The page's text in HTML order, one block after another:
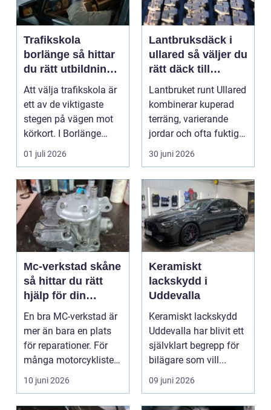
Trafikskola
borlänge så hittar
du rätt utbildning
till körkortet
Att välja trafikskola är
ett av de viktigaste
stegen på vägen mot
körkort. I Borlänge
finns flera al...
01 juli 2026
Lantbruksdäck i
ullared så väljer du
rätt däck till
gårdens maskiner
Lantbruket runt Ullared
kombinerar kuperad
terräng, varierande
jordar och ofta fuktigt
väder. Valet ...
30 juni 2026
Mc-verkstad skåne
så hittar du rätt
hjälp för din
motorcykel
En bra MC-verkstad är
mer än bara en plats
för reparationer. För
många motorcyklister
handlar det om...
10 juni 2026
Keramiskt
lackskydd i
Uddevalla
Keramiskt lackskydd
Uddevalla har blivit ett
självklart begrepp för
bilägare som vill...
09 juni 2026